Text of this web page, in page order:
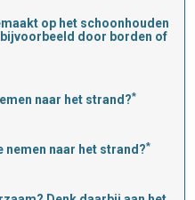
op het schoonhouden
door borden of
naar het strand?*
nemen naar het strand?*